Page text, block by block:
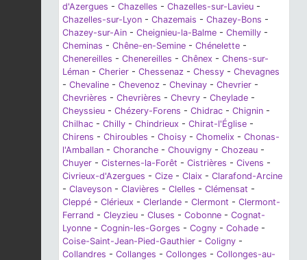
d'Azergues - Chazelles - Chazelles-sur-Lavieu -
Chazelles-sur-Lyon - Chazemais - Chazey-Bons -
Chazey-sur-Ain - Cheignieu-la-Balme - Chemilly -
Cheminas - Chêne-en-Semine - Chénelette -
Chenereilles - Chenereilles - Chênex - Chens-sur-
Léman - Cherier - Chessenaz - Chessy - Chevagnes
- Chevaline - Chevenoz - Chevinay - Chevrier -
Chevrières - Chevrières - Chevry - Cheylade -
Cheyssieu - Chézery-Forens - Chidrac - Chignin -
Chilhac - Chilly - Chindrieux - Chirat-l'Église -
Chirens - Chiroubles - Choisy - Chomelix - Chonas-
l'Amballan - Choranche - Chouvigny - Chozeau -
Chuyer - Cisternes-la-Forêt - Cistrières - Civens -
Civrieux-d'Azergues - Cize - Claix - Clarafond-Arcine
- Claveyson - Clavières - Clelles - Clémensat -
Cleppé - Clérieux - Clerlande - Clermont - Clermont-
Ferrand - Cleyzieu - Cluses - Cobonne - Cognat-
Lyonne - Cognin-les-Gorges - Cogny - Cohade -
Coise-Saint-Jean-Pied-Gauthier - Coligny -
Collandres - Collanges - Collonges - Collonges-au-